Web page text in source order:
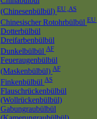
(Chinesenbülbül) EU ,AS
Chinesischer Rotohrbülbül EU
Dotterbülbül
Dreifarbenbülbül
Dunkelbülbül AF
Feueraugenbülbül
(Maskenbülbül) AF
Finkenbülbül AS
Flauschrückenbülbül
(Wollrückenbülbül)
Gabungraubülbül